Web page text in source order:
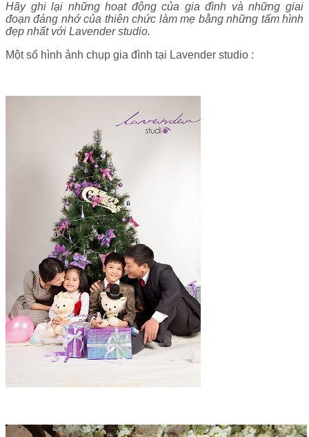
Hãy ghi lại những hoạt động của gia đình và những giai
đoạn đáng nhớ của thiên chức làm mẹ bằng những tấm hình
đẹp nhất với Lavender studio.
Một số hình ảnh chụp gia đình tại Lavender studio :